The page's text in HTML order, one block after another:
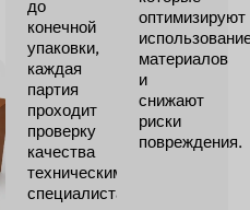
до
конечной
упаковки,
каждая
партия
проходит
проверку
качества
техническими
специалистами.
оптимизируют
материалов
и
снижают
риски
повреждения.